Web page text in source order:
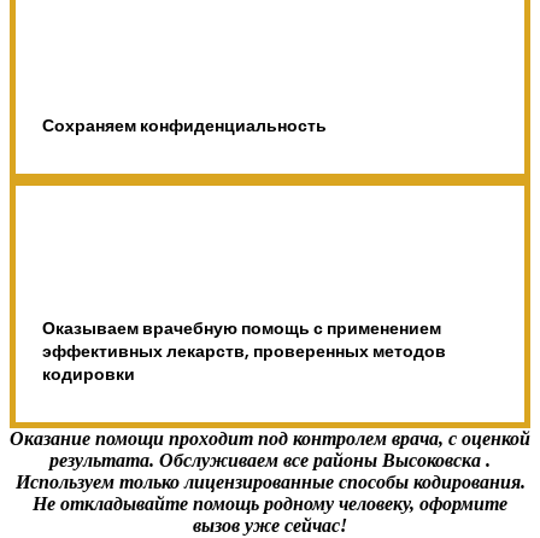
Сохраняем конфиденциальность
Оказываем врачебную помощь с применением
эффективных лекарств, проверенных методов
кодировки
Оказание помощи проходит под контролем врача, с оценкой
результата. Обслуживаем все районы Высоковска .
Используем только лицензированные способы кодирования.
Не откладывайте помощь родному человеку, оформите
вызов уже сейчас!